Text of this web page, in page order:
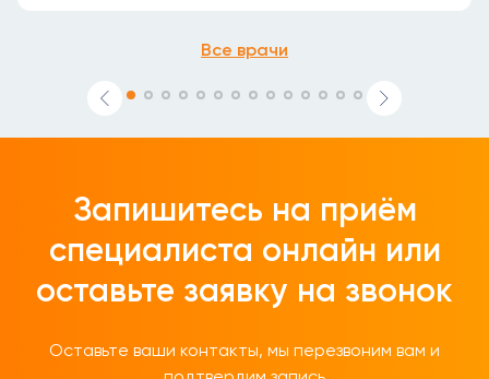
Все врачи
Запишитесь на приём
специалиста онлайн или
оставьте заявку на звонок
Оставьте ваши контакты, мы перезвоним вам и